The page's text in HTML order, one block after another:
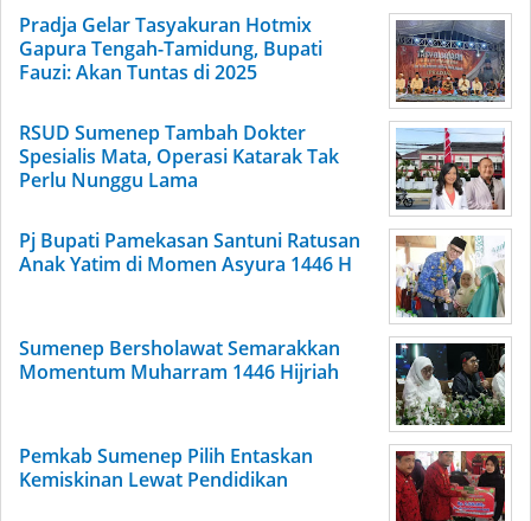
Pradja Gelar Tasyakuran Hotmix
Gapura Tengah-Tamidung, Bupati
Fauzi: Akan Tuntas di 2025
RSUD Sumenep Tambah Dokter
Spesialis Mata, Operasi Katarak Tak
Perlu Nunggu Lama
Pj Bupati Pamekasan Santuni Ratusan
Anak Yatim di Momen Asyura 1446 H
Sumenep Bersholawat Semarakkan
Momentum Muharram 1446 Hijriah
Pemkab Sumenep Pilih Entaskan
Kemiskinan Lewat Pendidikan